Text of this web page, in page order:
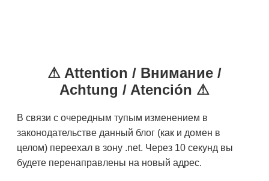
⚠ Attention / Внимание /
Achtung / Atención ⚠
В связи с очередным тупым изменением в
законодательстве данный блог (как и домен в
целом) переехал в зону .net. Через 10 секунд вы
будете перенаправлены на новый адрес.